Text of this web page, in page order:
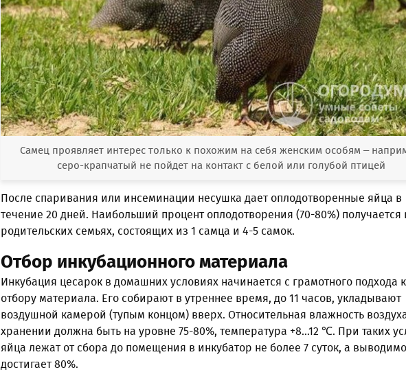
Самец проявляет интерес только к похожим на себя женским особям –
серо-крапчатый не пойдет на контакт с белой или голубой птицей
После спаривания или инсеминации несушка дает оплодотворенные яйца в
течение 20 дней. Наибольший процент оплодотворения (70-80%) получается
родительских семьях, состоящих из 1 самца и 4-5 самок.
Отбор инкубационного материала
Инкубация цесарок в домашних условиях начинается с грамотного подхода к
отбору материала. Его собирают в утреннее время, до 11 часов, укладывают
воздушной камерой (тупым концом) вверх. Относительная влажность
хранении должна быть на уровне 75-80%, температура +8...12 ℃. При таких
яйца лежат от сбора до помещения в инкубатор не более 7 суток, а
достигает 80%.